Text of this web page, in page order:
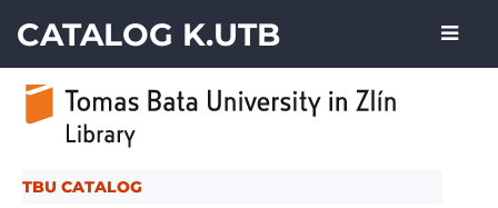
CATALOG K.UTB
TBU CATALOG